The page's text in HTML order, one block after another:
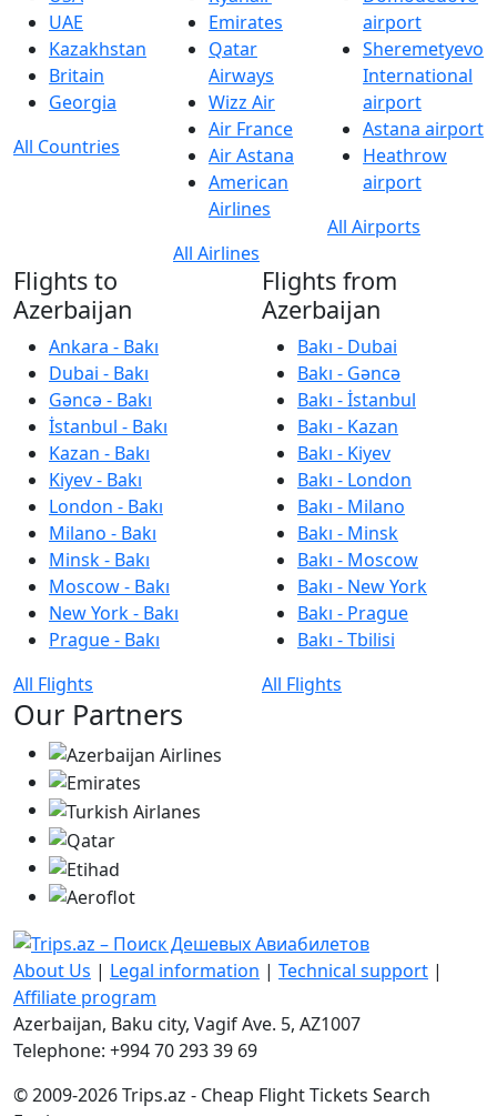
UAE
Kazakhstan
Britain
Georgia
All Countries
Emirates
Qatar
Airways
Wizz Air
Air France
Air Astana
American
Airlines
All Airlines
airport
Sheremetyevo
International
airport
Astana airport
Heathrow
airport
All Airports
Flights to
Azerbaijan
Ankara - Bakı
Dubai - Bakı
Gəncə - Bakı
İstanbul - Bakı
Kazan - Bakı
Kiyev - Bakı
London - Bakı
Milano - Bakı
Minsk - Bakı
Moscow - Bakı
New York - Bakı
Prague - Bakı
All Flights
Flights from
Azerbaijan
Bakı - Dubai
Bakı - Gəncə
Bakı - İstanbul
Bakı - Kazan
Bakı - Kiyev
Bakı - London
Bakı - Milano
Bakı - Minsk
Bakı - Moscow
Bakı - New York
Bakı - Prague
Bakı - Tbilisi
All Flights
Our Partners
About Us | Legal information | Technical support |
Affiliate program
Azerbaijan, Baku city, Vagif Ave. 5, AZ1007
Telephone: +994 70 293 39 69
© 2009-2026 Trips.az - Cheap Flight Tickets Search